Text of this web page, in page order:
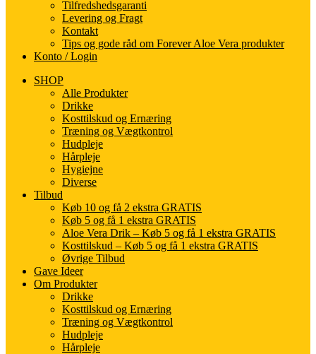
Tilfredshedsgaranti
Levering og Fragt
Kontakt
Tips og gode råd om Forever Aloe Vera produkter
Konto / Login
SHOP
Alle Produkter
Drikke
Kosttilskud og Ernæring
Træning og Vægtkontrol
Hudpleje
Hårpleje
Hygiejne
Diverse
Tilbud
Køb 10 og få 2 ekstra GRATIS
Køb 5 og få 1 ekstra GRATIS
Aloe Vera Drik – Køb 5 og få 1 ekstra GRATIS
Kosttilskud – Køb 5 og få 1 ekstra GRATIS
Øvrige Tilbud
Gave Ideer
Om Produkter
Drikke
Kosttilskud og Ernæring
Træning og Vægtkontrol
Hudpleje
Hårpleje